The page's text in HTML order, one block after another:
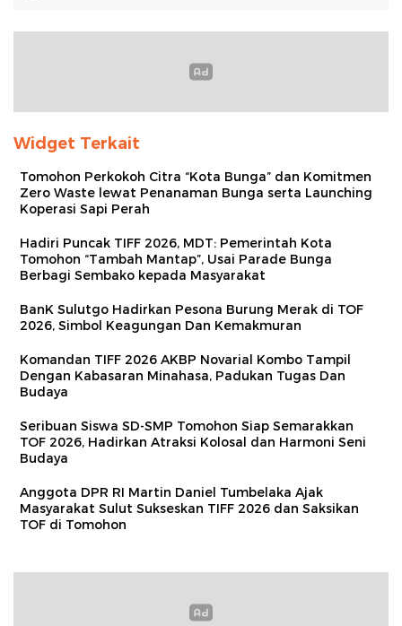
Widget Terkait
Tomohon Perkokoh Citra “Kota Bunga” dan Komitmen
Zero Waste lewat Penanaman Bunga serta Launching
Koperasi Sapi Perah
Hadiri Puncak TIFF 2026, MDT: Pemerintah Kota
Tomohon “Tambah Mantap”, Usai Parade Bunga
Berbagi Sembako kepada Masyarakat
BanK Sulutgo Hadirkan Pesona Burung Merak di TOF
2026, Simbol Keagungan Dan Kemakmuran
Komandan TIFF 2026 AKBP Novarial Kombo Tampil
Dengan Kabasaran Minahasa, Padukan Tugas Dan
Budaya
Seribuan Siswa SD-SMP Tomohon Siap Semarakkan
TOF 2026, Hadirkan Atraksi Kolosal dan Harmoni Seni
Budaya
Anggota DPR RI Martin Daniel Tumbelaka Ajak
Masyarakat Sulut Sukseskan TIFF 2026 dan Saksikan
TOF di Tomohon